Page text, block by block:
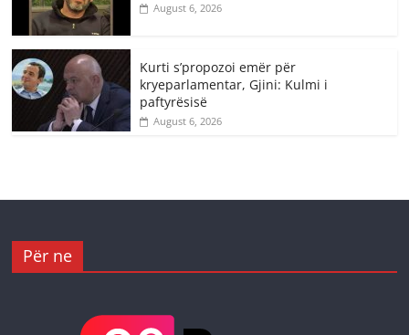
August 6, 2026
Kurti s’propozoi emër për
kryeparlamentar, Gjini: Kulmi i
paftyrësisë
August 6, 2026
Për ne